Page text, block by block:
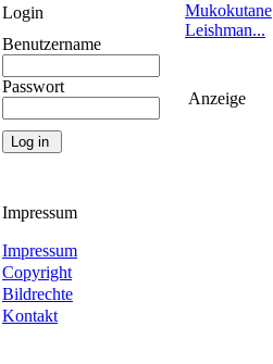
Login
Benutzername
Passwort
Impressum
Impressum
Copyright
Bildrechte
Kontakt
Mukokutane
Leishman...
Anzeige